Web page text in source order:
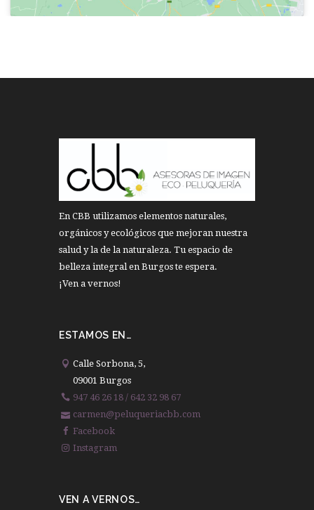
En CBB utilizamos elementos naturales,
orgánicos y ecológicos que mejoran nuestra
salud y la de la naturaleza. Tu espacio de
belleza integral en Burgos te espera.
¡Ven a vernos!
ESTAMOS EN…
Calle Sorbona, 5,
09001 Burgos
947 46 26 18 / 642 32 98 67
carmen@peluqueriacbb.com
Facebook
Instagram
VEN A VERNOS…